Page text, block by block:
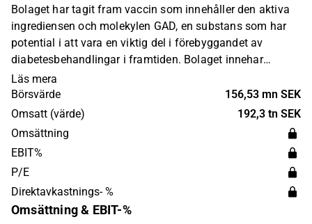
Bolaget har tagit fram vaccin som innehåller den aktiva
ingrediensen och molekylen GAD, en substans som har
potential i att vara en viktig del i förebyggandet av
diabetesbehandlingar i framtiden. Bolaget innehar
verksamhet på global nivå med störst närvaro inom
Norden. Huvudkontoret ligger i Stockholm.
Läs mera
Börsvärde
156,53 mn SEK
Omsatt (värde)
192,3 tn SEK
Omsättning
EBIT%
P/E
Direktavkastnings- %
Omsättning & EBIT-%